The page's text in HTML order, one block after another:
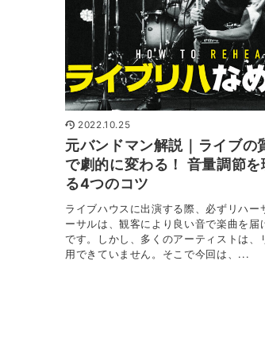
2022.10.25
元バンドマン解説｜ライブの
で劇的に変わる！ 音量調節
る4つのコツ
ライブハウスに出演する際、必ずリハー
ーサルは、観客により良い音で楽曲を届
です。しかし、多くのアーティストは、
用できていません。そこで今回は、...